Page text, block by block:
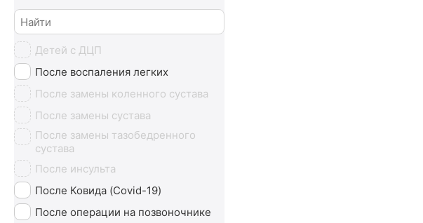
Минеральные ванны
Нафталановые ванны
Озонотерапия
Пантовые ванны
Психотерапия
Радоновые ванны
Сероводородные ванны
Сухие ванны (углекислые)
Тамбуканская грязь
Детей с ДЦП
После воспаления легких
После замены коленного сустава
После замены сустава
После замены тазобедренного
сустава
После инсульта
После Ковида (Covid-19)
После операции на позвоночнике